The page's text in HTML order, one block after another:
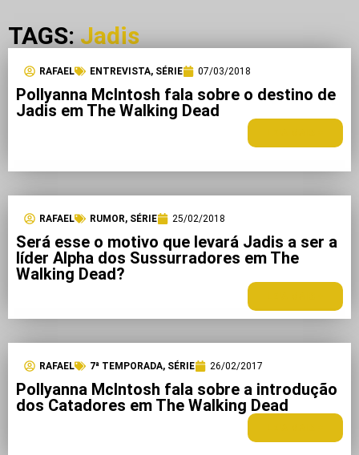
TAGS: Jadis
RAFAEL ENTREVISTA, SÉRIE 07/03/2018
Pollyanna McIntosh fala sobre o destino de
Jadis em The Walking Dead
RAFAEL RUMOR, SÉRIE 25/02/2018
Será esse o motivo que levará Jadis a ser a
líder Alpha dos Sussurradores em The
Walking Dead?
RAFAEL 7ª TEMPORADA, SÉRIE 26/02/2017
Pollyanna McIntosh fala sobre a introdução
dos Catadores em The Walking Dead